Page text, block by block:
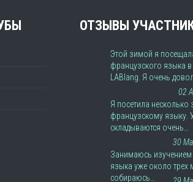
ОТЗЫВЫ
Этой зимой я
французского языка
LABlang. Я очень
02
Я посетила несколько
французскому языку.
складываются очень…
30
Занимаюсь изучением
языка уже около трех
собираюсь…